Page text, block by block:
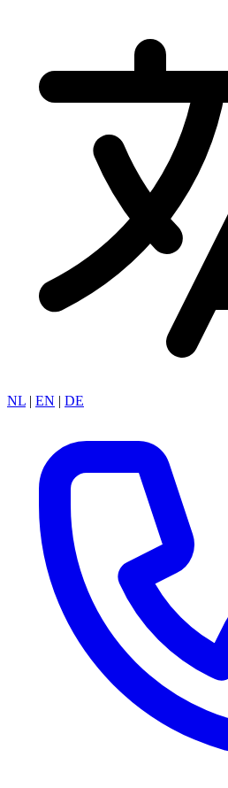
NL | EN | DE